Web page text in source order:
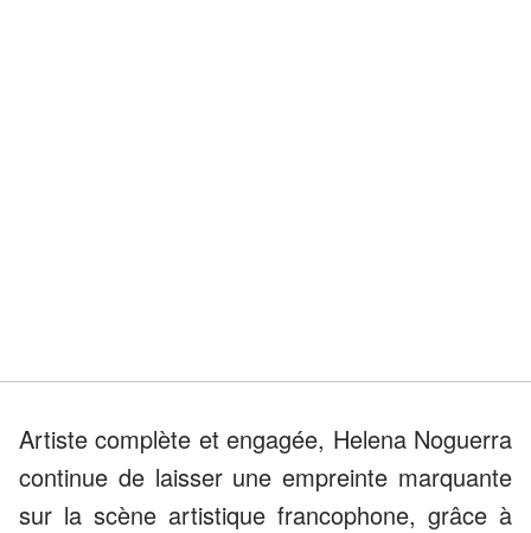
Artiste complète et engagée, Helena Noguerra
continue de laisser une empreinte marquante
sur la scène artistique francophone, grâce à